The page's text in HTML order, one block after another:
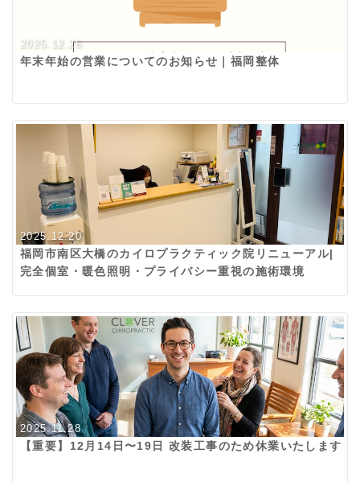
2025.12.26
年末年始の営業についてのお知らせ｜福岡整体
2025.12.20
福岡市南区大橋のカイロプラクティック院リニューアル|
完全個室・暖色照明・プライバシー重視の施術環境
2025.11.28
【重要】12月14日〜19日 改装工事のため休業いたします